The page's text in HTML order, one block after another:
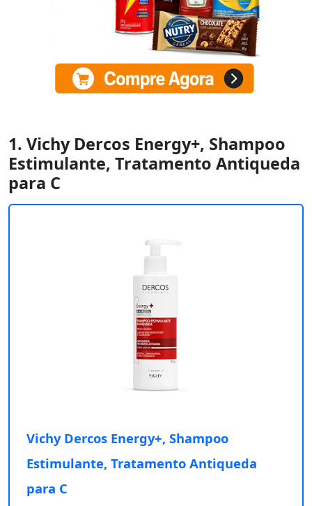
1. Vichy Dercos Energy+, Shampoo
Estimulante, Tratamento Antiqueda
para C
Vichy Dercos Energy+, Shampoo
Estimulante, Tratamento Antiqueda
para C